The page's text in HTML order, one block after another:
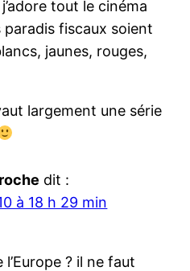
tout le cinéma
paradis fiscaux soient
jaunes, rouges,
largement une série
dit :
à 18 h 29 min
? il ne faut